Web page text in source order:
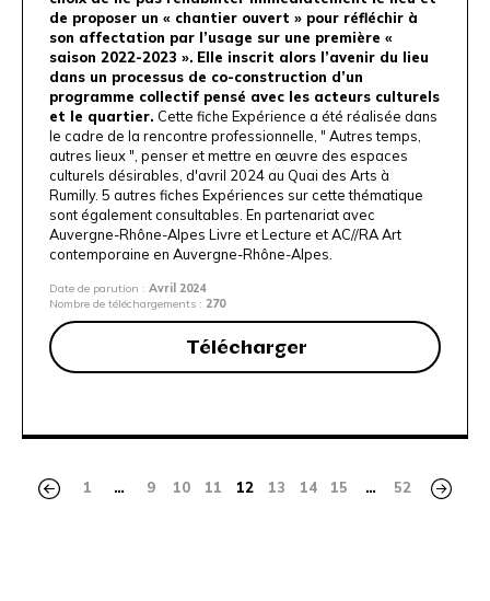
de proposer un « chantier ouvert » pour réfléchir à
son affectation par l’usage sur une première «
saison 2022-2023 ». Elle inscrit alors l’avenir du lieu
dans un processus de co-construction d’un
programme collectif pensé avec les acteurs culturels
et le quartier. Cette fiche Expérience a été réalisée dans
le cadre de la rencontre professionnelle, " Autres temps,
autres lieux ", penser et mettre en œuvre des espaces
culturels désirables, d'avril 2024 au Quai des Arts à
Rumilly. 5 autres fiches Expériences sur cette thématique
sont également consultables. En partenariat avec
Auvergne-Rhône-Alpes Livre et Lecture et AC//RA Art
contemporaine en Auvergne-Rhône-Alpes.
Date de parution : Avril 2024
Nombre de téléchargements : 270
Télécharger
1 … 9 10 11 12 13 14 15 … 52